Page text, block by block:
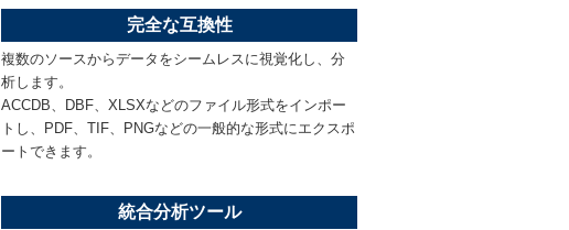
完全な互換性
複数のソースからデータをシームレスに視覚化し、分
析します。
ACCDB、DBF、XLSXなどのファイル形式をインポー
トし、PDF、TIF、PNGなどの一般的な形式にエクスポ
ートできます。
統合分析ツール